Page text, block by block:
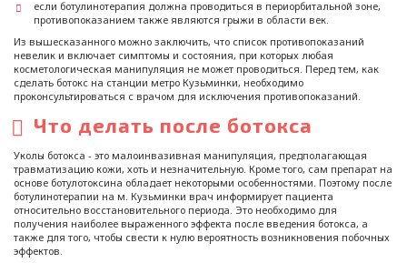
если ботулинотерапия должна проводиться в периорбитальной зоне,
противопоказанием также являются грыжи в области век.
Из вышесказанного можно заключить, что список противопоказаний
невелик и включает симптомы и состояния, при которых любая
косметологическая манипуляция не может проводиться. Перед тем, как
сделать ботокс на станции метро Кузьминки, необходимо
проконсультироваться с врачом для исключения противопоказаний.
Что делать после ботокса
Уколы ботокса - это малоинвазивная манипуляция, предполагающая
травматизацию кожи, хоть и незначительную. Кроме того, сам препарат на
основе ботулотоксина обладает некоторыми особенностями. Поэтому после
ботулинотерапии на м. Кузьминки врач информирует пациента
относительно восстановительного периода. Это необходимо для
получения наиболее выраженного эффекта после введения ботокса, а
также для того, чтобы свести к нулю вероятность возникновения побочных
эффектов.